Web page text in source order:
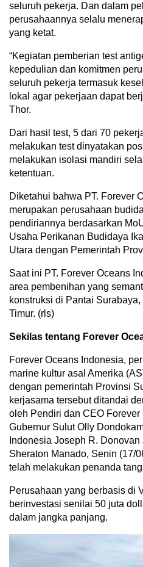
seluruh pekerja. Dan dalam
perusahaannya selalu
yang ketat.
“Kegiatan pemberian test
kepedulian dan komitmen
seluruh pekerja termasuk
lokal agar pekerjaan dapat
Thor.
Dari hasil test, 5 dari 70
melakukan test dinyatakan
melakukan isolasi mandiri
ketentuan.
Diketahui bahwa PT. Forever
merupakan perusahaan
pendiriannya berdasarkan
Usaha Perikanan Budidaya
Utara dengan Pemerintah
Saat ini PT. Forever Oceans
area pembenihan yang
konstruksi di Pantai
Timur. (rls)
Sekilas tentang Forever
Forever Oceans Indonesia,
marine kultur asal Amerika
dengan pemerintah Provinsi
kerjasama tersebut ditandai
oleh Pendiri dan CEO
Gubernur Sulut Olly
Indonesia Joseph R.
Sheraton Manado, Senin (17/
telah melakukan penanda
Perusahaan yang berbasis di
berinvestasi senilai 50 juta
dalam jangka panjang.